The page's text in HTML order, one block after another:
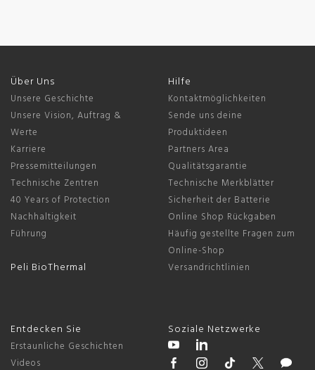
Über Uns
Unsere Geschichte
Unsere Vision, Auftrag &
Werte
Karriere
Pressemitteilungen
Technische Zentren
40 Years of Protection
Nachhaltigkeit
Führung
Peli BioThermal
Hilfe
Kontaktmöglichkeiten
Sende uns deine
Produktideen
Partners Area
Qualitätsgarantie
Technische Merkblätter
Sicherheit der Batterie
Online Shop Rückgaben
Häufig gestellte Fragen zum
Online-Shop
Versandrichtlinien
Entdecken Sie
Erstaunliche Geschichten
Videos
Soziale Netzwerke